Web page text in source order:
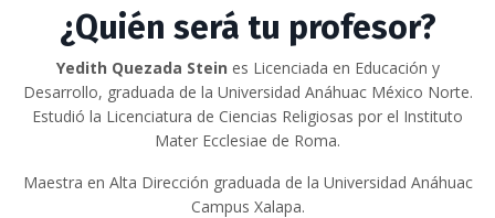
¿Quién será tu profesor?
Yedith Quezada Stein es Licenciada en Educación y
Desarrollo, graduada de la Universidad Anáhuac México Norte.
Estudió la Licenciatura de Ciencias Religiosas por el Instituto
Mater Ecclesiae de Roma.
Maestra en Alta Dirección graduada de la Universidad Anáhuac
Campus Xalapa.